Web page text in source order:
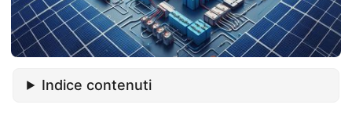
Indice contenuti